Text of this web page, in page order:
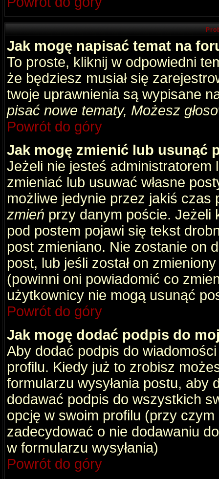
Jak mogę napisać temat na
To proste, kliknij w odpowiedni
że będziesz musiał się
twoje uprawnienia są wypisane
pisać nowe tematy, Możesz
Powrót do góry
Jak mogę zmienić lub usunąć
Jeżeli nie jesteś
zmieniać lub usuwać własne
możliwe jedynie przez jakiś
zmień przy danym poście. Jeżeli
pod postem pojawi się tekst
post zmieniano. Nie zostanie on
post, lub jeśli został on
(powinni oni powiadomić co
użytkownicy nie mogą usunąć
Powrót do góry
Jak mogę dodać podpis do
Aby dodać podpis do
profilu. Kiedy już to zrobisz
formularzu wysyłania postu,
dodawać podpis do wszystkich
opcję w swoim profilu (przy
zadecydować o nie dodawaniu
w formularzu wysyłania)
Powrót do góry